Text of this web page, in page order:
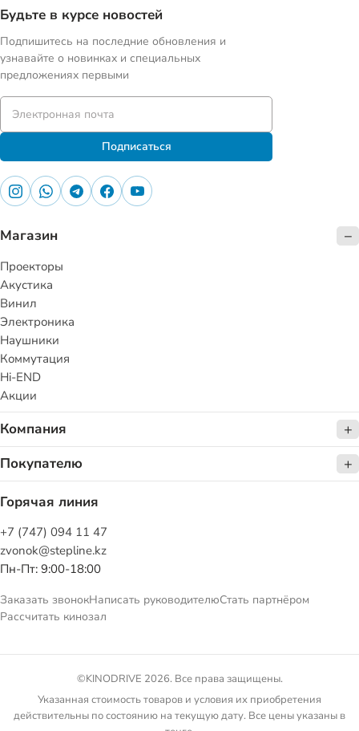
Будьте в курсе новостей
Подпишитесь на последние обновления и
узнавайте о новинках и специальных
предложениях первыми
Подписаться
Магазин
Проекторы
Акустика
Винил
Электроника
Наушники
Коммутация
Hi-END
Акции
Компания
Покупателю
Горячая линия
+7 (747) 094 11 47
zvonok@stepline.kz
Пн-Пт: 9:00-18:00
Заказать звонокНаписать руководителюСтать партнёром
Рассчитать кинозал
©KINODRIVE 2026. Все права защищены.
Указанная стоимость товаров и условия их приобретения
действительны по состоянию на текущую дату. Все цены указаны в